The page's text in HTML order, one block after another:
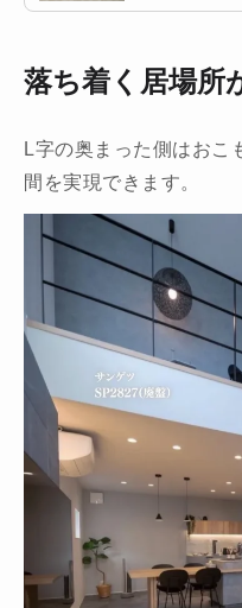
落ち着く居場所
L字の奥まった側はおこ
間を実現できます。